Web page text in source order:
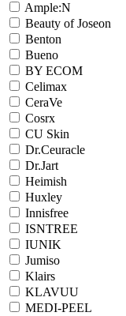
Ample:N
Beauty of Joseon
Benton
Bueno
BY ECOM
Celimax
CeraVe
Cosrx
CU Skin
Dr.Ceuracle
Dr.Jart
Heimish
Huxley
Innisfree
ISNTREE
IUNIK
Jumiso
Klairs
KLAVUU
MEDI-PEEL